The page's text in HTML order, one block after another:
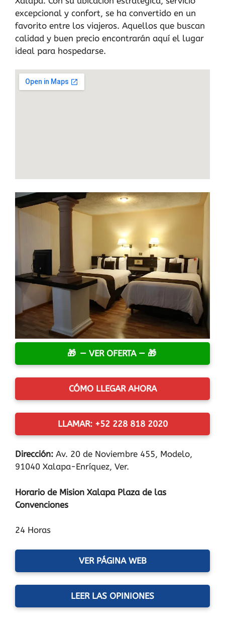
excepcional y confort, se ha convertido en un
favorito entre los viajeros. Aquellos que buscan
calidad y buen precio encontrarán aquí el lugar
ideal para hospedarse.
— VER OFERTA —
CÓMO LLEGAR AHORA
LLAMAR: +52 228 818 2020
Dirección: Av. 20 de Noviembre 455, Modelo,
91040 Xalapa-Enríquez, Ver.
Horario de Mision Xalapa Plaza de las
Convenciones
24 Horas
VER PÁGINA WEB
LEER LAS OPINIONES